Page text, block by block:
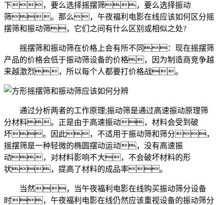
下，要么选择摇摆筛，要么选择振动
筛。那么，午夜福利电影在线应该如何区分摇
摆筛和振动筛，它们之间有什么区别或相似之处?
摇摆筛和振动筛在价格上会有所不同：现在摇摆筛
产品的价格会低于振动筛设备的价格，因为制造商竞争越
来越激烈，所以每个人都要打价格战。
通过分析两者的工作原理;振动筛是通过高速振动原理筛
分材料。正是由于高速振动，材料会受到破
坏。因此，不适用于振动筛和筛分，
摇摆筛是一种轻微的椭圆摆动运动，没有高速振
动，对材料影响不大，不会破坏材料的形
状，提高了材料的成品率。
当然，当午夜福利电影在线购买振动筛分设备
时，午夜福利电影在线仍然应该重视设备的振动筛分